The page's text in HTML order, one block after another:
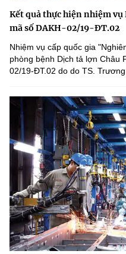
Kết quả thực hiện nhiệm vụ
mã số DAKH-02/19-ĐT.02
Nhiệm vụ cấp quốc gia
phòng bệnh Dịch tả lợn Châu
02/19-ĐT.02 do do TS.